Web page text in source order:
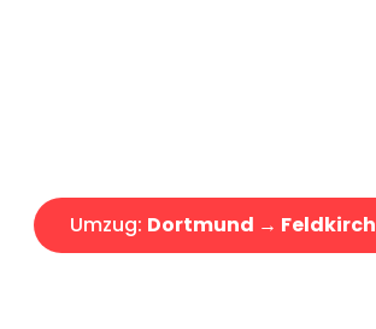
Umzug: Dortmund → Feldkirch